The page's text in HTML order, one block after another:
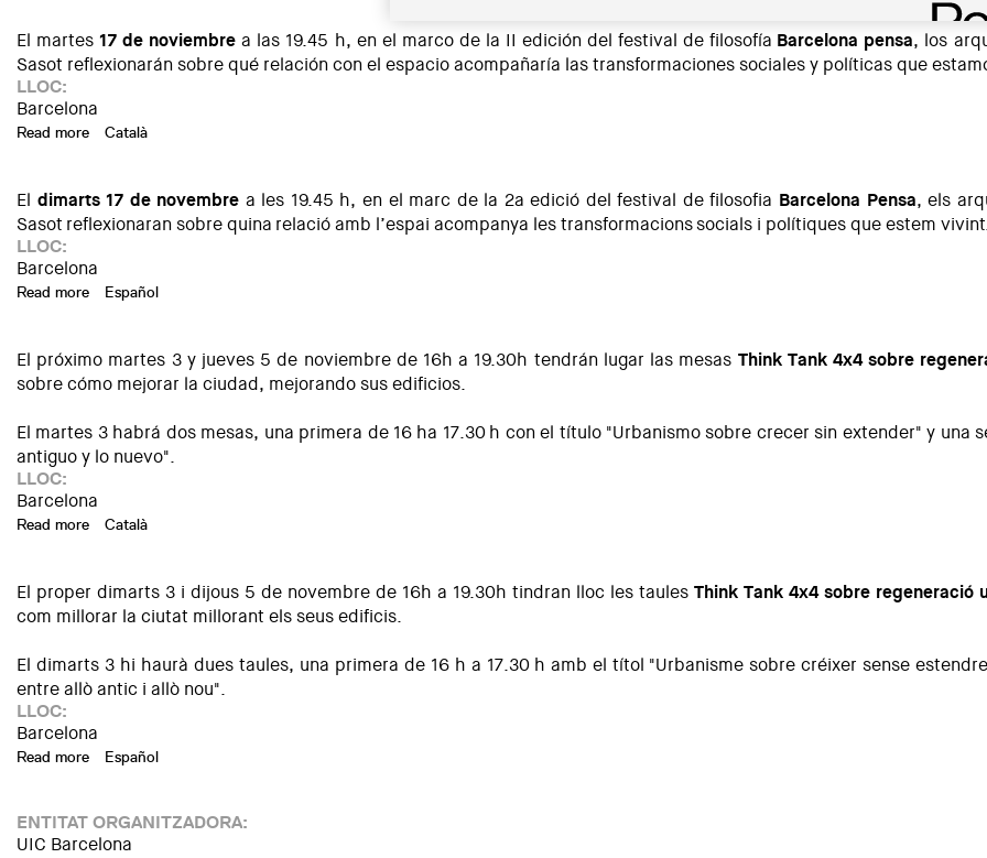
El martes17 de noviembre a las 19.45 h, en el marco de la II edición del festival de filosofía Barcelona pensa, los
Sasot reflexionarán sobre qué relación con el espacio acompañaría las transformaciones sociales y políticas que
LLOC:
Barcelona
Read more about Barcelona Pensa: Arquitectura en transformación
Català
El dimarts 17 de novembre a les 19.45 h, en el marc de la 2a edició del festival de filosofia Barcelona Pensa, els
Sasot reflexionaran sobre quina relació amb l’espai acompanya les transformacions socials i polítiques que estem
LLOC:
Barcelona
Read more about Barcelona Pensa: Arquitectura en transformació
Español
El próximo martes 3 y jueves 5 ​​de noviembre de 16h a 19.30h tendrán lugar las mesas Think Tank 4x4 sobre
sobre cómo mejorar la ciudad, mejorando sus edificios.
El martes 3 habrá dos mesas, una primera de 16 ha 17.30 h con el título "Urbanismo sobre crecer sin extender" y
antiguo y lo nuevo".
LLOC:
Barcelona
Read more about Mesas Think Tank 4x4 sobre regeneración urbana
Català
El proper dimarts 3 i dijous 5 de novembre de 16h a 19.30h tindran lloc les taules Think Tank 4x4 sobre regeneració
com millorar la ciutat millorant els seus edificis.
El dimarts 3 hi haurà dues taules, una primera de 16 h a 17.30 h amb el títol "Urbanisme sobre créixer sense
entre allò antic i allò nou".
LLOC:
Barcelona
Read more about Taules Think Tank 4x4 sobre regeneració urbana
Español
ENTITAT ORGANITZADORA:
UIC Barcelona